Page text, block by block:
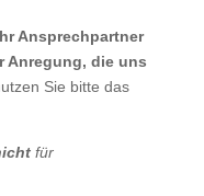
Ansprechpartner
Anregung, die uns
Sie bitte das
für